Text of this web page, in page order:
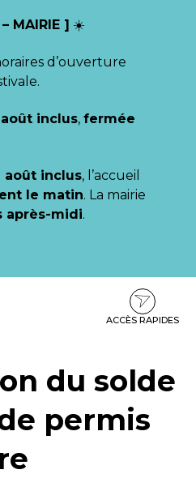
– MAIRIE ] ☀️
d’ouverture
août inclus, fermée
août inclus, l’accueil
le matin. La mairie
après-midi.
ACCÈS RAPIDES
du solde
permis